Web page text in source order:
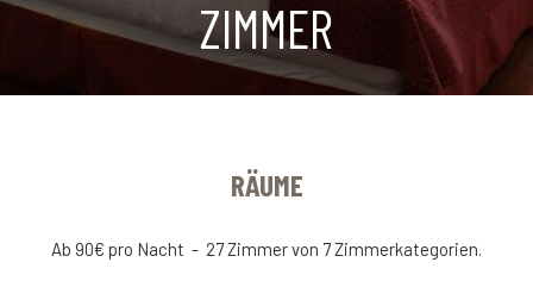
ZIMMER
RÄUME
Ab 90€ pro Nacht - 27 Zimmer von 7 Zimmerkategorien.